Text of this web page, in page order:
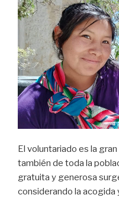
El voluntariado es la
también de toda la
gratuita y generosa
considerando la acogida